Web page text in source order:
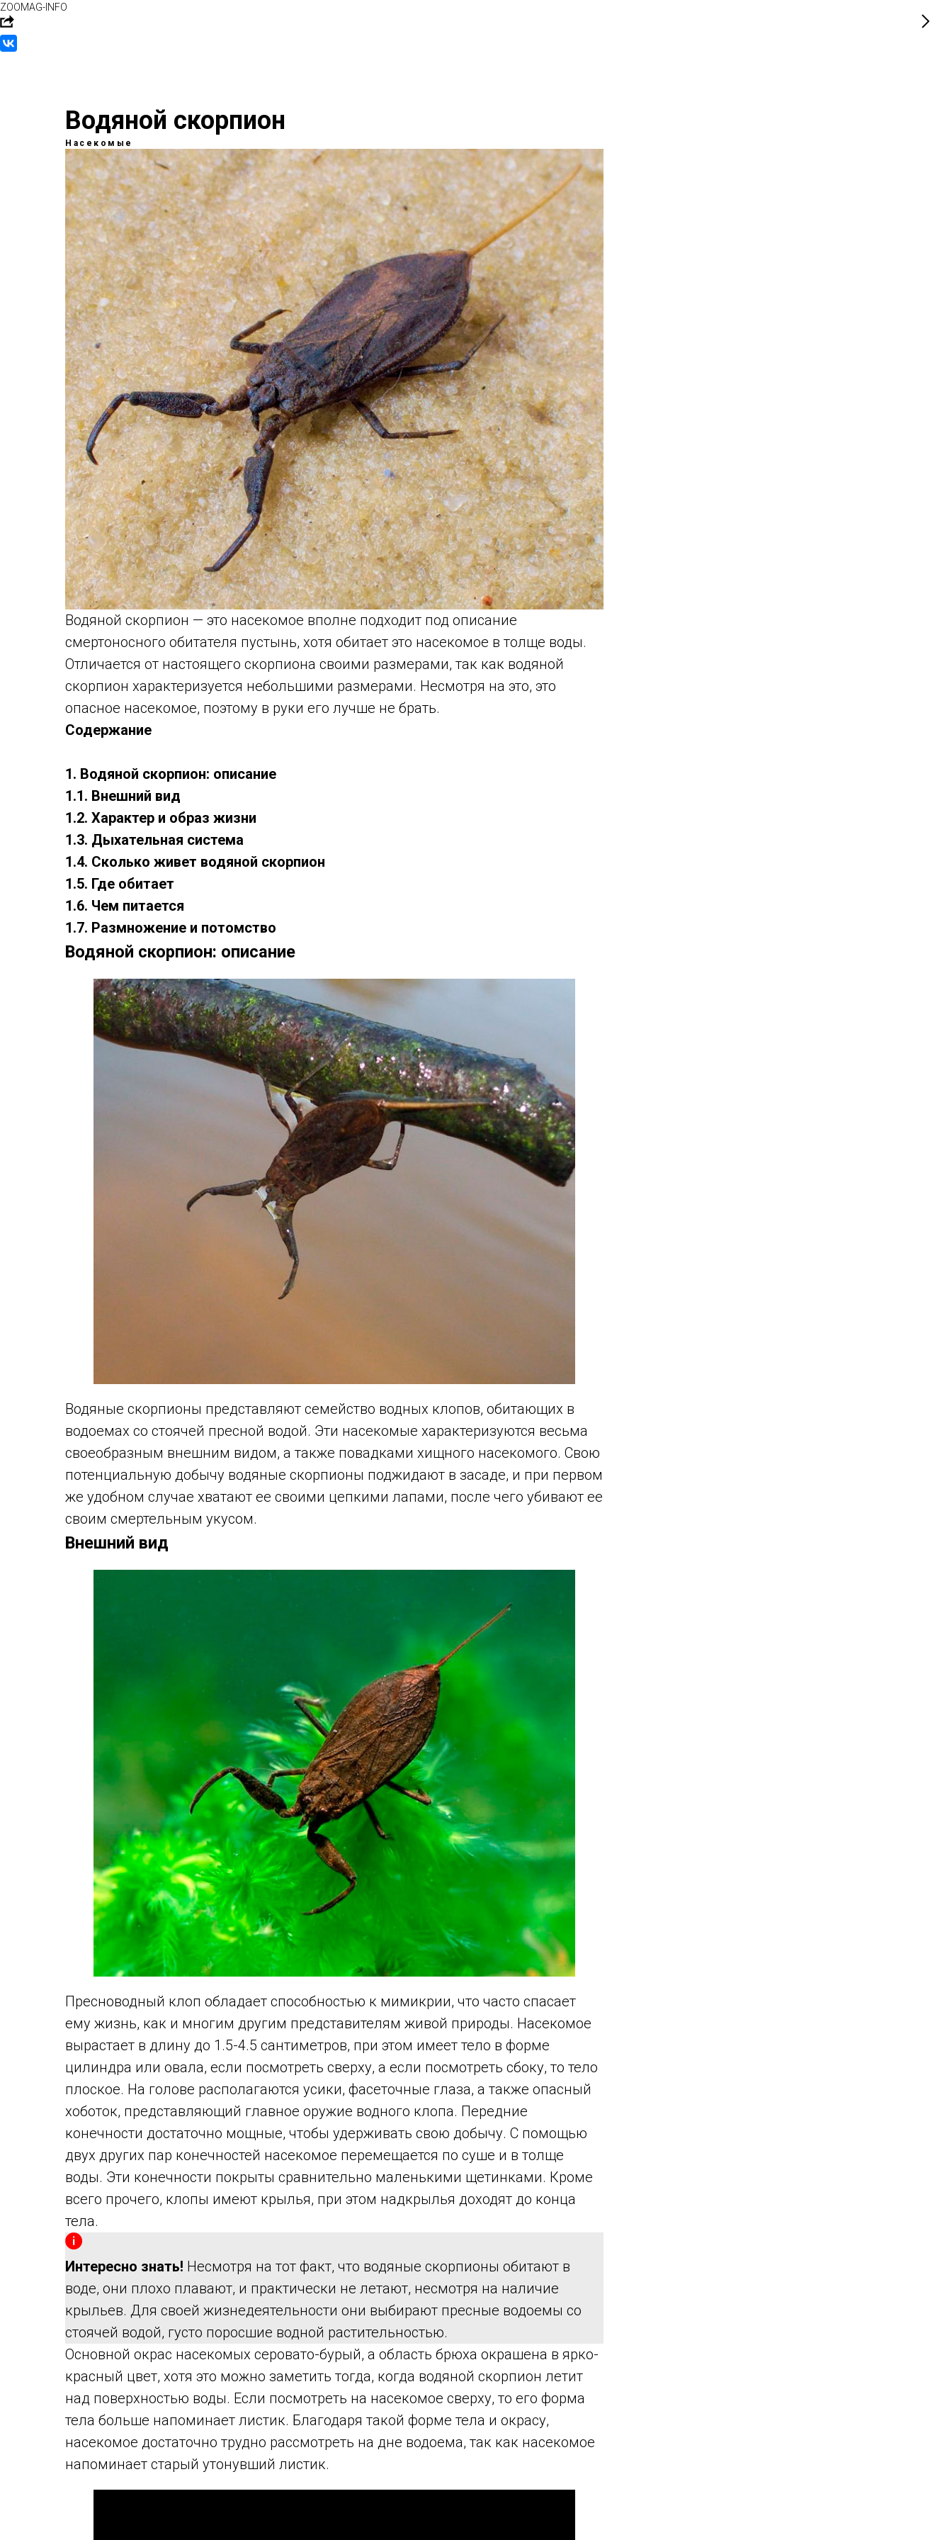
ZOOMAG-INFO
Водяной скорпион
Насекомые
Водяной скорпион — это насекомое вполне подходит под описание
смертоносного обитателя пустынь, хотя обитает это насекомое в толще воды.
Отличается от настоящего скорпиона своими размерами, так как водяной
скорпион характеризуется небольшими размерами. Несмотря на это, это
опасное насекомое, поэтому в руки его лучше не брать.
Содержание
1. Водяной скорпион: описание
1.1. Внешний вид
1.2. Характер и образ жизни
1.3. Дыхательная система
1.4. Сколько живет водяной скорпион
1.5. Где обитает
1.6. Чем питается
1.7. Размножение и потомство
Водяной скорпион: описание
Водяные скорпионы представляют семейство водных клопов, обитающих в
водоемах со стоячей пресной водой. Эти насекомые характеризуются весьма
своеобразным внешним видом, а также повадками хищного насекомого. Свою
потенциальную добычу водяные скорпионы поджидают в засаде, и при первом
же удобном случае хватают ее своими цепкими лапами, после чего убивают ее
своим смертельным укусом.
Внешний вид
Пресноводный клоп обладает способностью к мимикрии, что часто спасает
ему жизнь, как и многим другим представителям живой природы. Насекомое
вырастает в длину до 1.5-4.5 сантиметров, при этом имеет тело в форме
цилиндра или овала, если посмотреть сверху, а если посмотреть сбоку, то тело
плоское. На голове располагаются усики, фасеточные глаза, а также опасный
хоботок, представляющий главное оружие водного клопа. Передние
конечности достаточно мощные, чтобы удерживать свою добычу. С помощью
двух других пар конечностей насекомое перемещается по суше и в толще
воды. Эти конечности покрыты сравнительно маленькими щетинками. Кроме
всего прочего, клопы имеют крылья, при этом надкрылья доходят до конца
тела.
Интересно знать! Несмотря на тот факт, что водяные скорпионы обитают в
воде, они плохо плавают, и практически не летают, несмотря на наличие
крыльев. Для своей жизнедеятельности они выбирают пресные водоемы со
стоячей водой, густо поросшие водной растительностью.
Основной окрас насекомых серовато-бурый, а область брюха окрашена в ярко-
красный цвет, хотя это можно заметить тогда, когда водяной скорпион летит
над поверхностью воды. Если посмотреть на насекомое сверху, то его форма
тела больше напоминает листик. Благодаря такой форме тела и окрасу,
насекомое достаточно трудно рассмотреть на дне водоема, так как насекомое
напоминает старый утонувший листик.